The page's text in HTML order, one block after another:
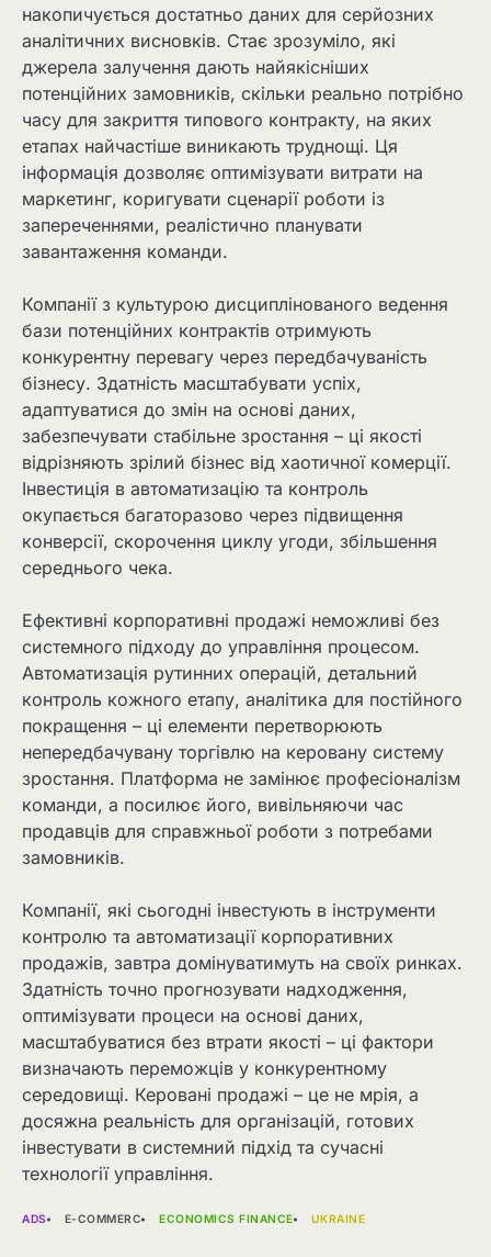
накопичується достатньо даних для серйозних
аналітичних висновків. Стає зрозуміло, які
джерела залучення дають найякісніших
потенційних замовників, скільки реально потрібно
часу для закриття типового контракту, на яких
етапах найчастіше виникають труднощі. Ця
інформація дозволяє оптимізувати витрати на
маркетинг, коригувати сценарії роботи із
запереченнями, реалістично планувати
завантаження команди.
Компанії з культурою дисциплінованого ведення
бази потенційних контрактів отримують
конкурентну перевагу через передбачуваність
бізнесу. Здатність масштабувати успіх,
адаптуватися до змін на основі даних,
забезпечувати стабільне зростання – ці якості
відрізняють зрілий бізнес від хаотичної комерції.
Інвестиція в автоматизацію та контроль
окупається багаторазово через підвищення
конверсії, скорочення циклу угоди, збільшення
середнього чека.
Ефективні корпоративні продажі неможливі без
системного підходу до управління процесом.
Автоматизація рутинних операцій, детальний
контроль кожного етапу, аналітика для постійного
покращення – ці елементи перетворюють
непередбачувану торгівлю на керовану систему
зростання. Платформа не замінює професіоналізм
команди, а посилює його, вивільняючи час
продавців для справжньої роботи з потребами
замовників.
Компанії, які сьогодні інвестують в інструменти
контролю та автоматизації корпоративних
продажів, завтра домінуватимуть на своїх ринках.
Здатність точно прогнозувати надходження,
оптимізувати процеси на основі даних,
масштабуватися без втрати якості – ці фактори
визначають переможців у конкурентному
середовищі. Керовані продажі – це не мрія, а
досяжна реальність для організацій, готових
інвестувати в системний підхід та сучасні
технології управління.
ADS E-COMMERC ECONOMICS FINANCE UKRAINE